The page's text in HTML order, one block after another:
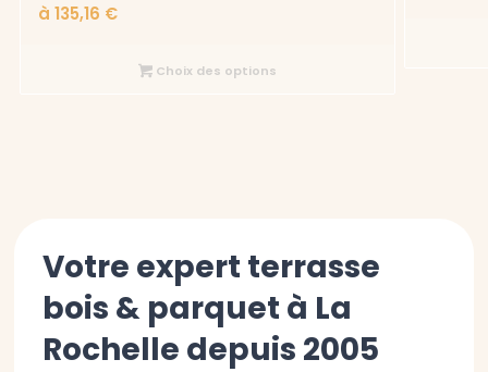
à 135,16 €
Choix des options
Votre expert terrasse
bois & parquet à La
Rochelle depuis 2005